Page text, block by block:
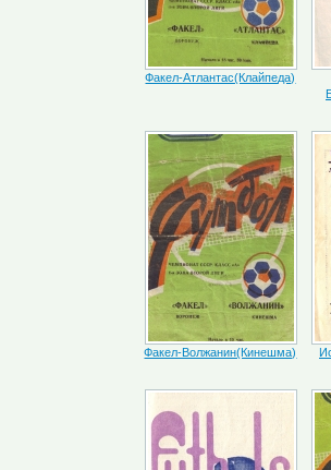
Факел-Атлантас(Клайпеда)
Факел-Волжанин(Кинешма)